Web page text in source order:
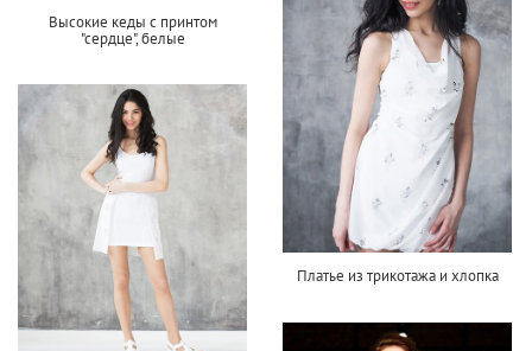
Высокие кеды с принтом
"сердце", белые
Платье из трикотажа и хлопка